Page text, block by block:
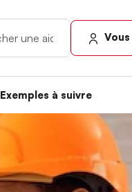
Exemples à suivre